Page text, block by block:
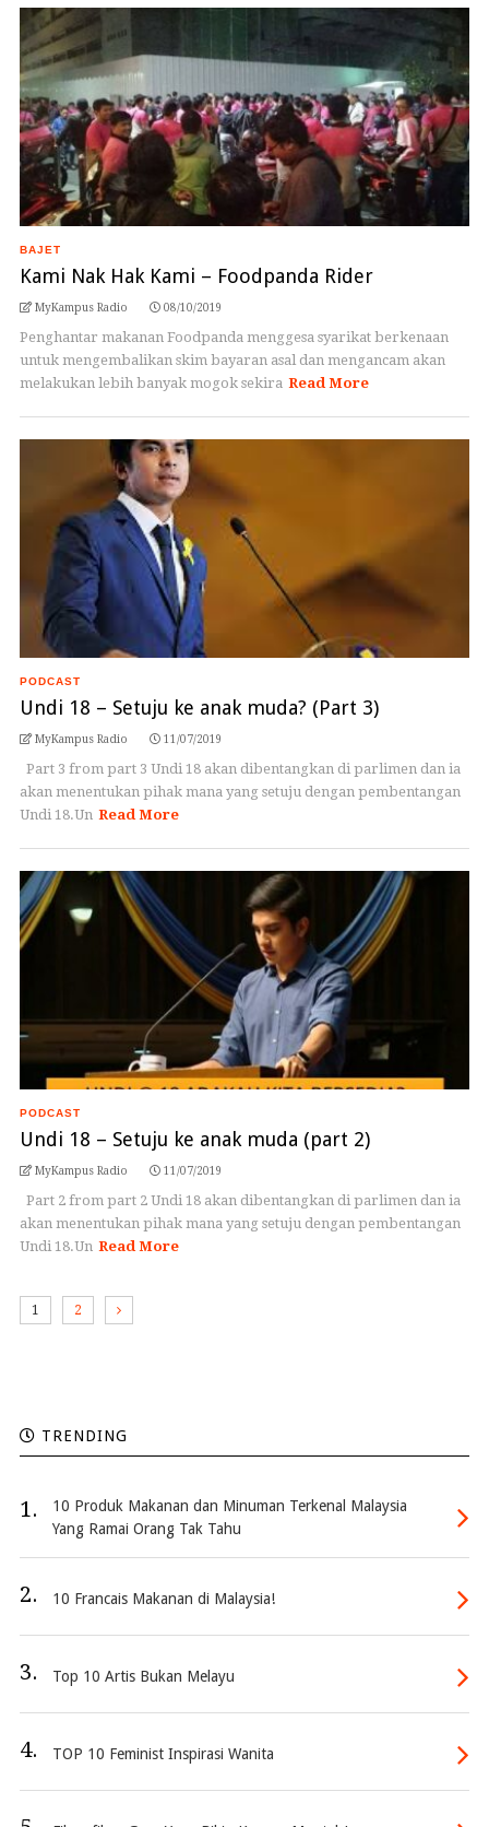
BAJET
Kami Nak Hak Kami – Foodpanda Rider
MyKampus Radio 08/10/2019
Penghantar makanan Foodpanda menggesa syarikat berkenaan
untuk mengembalikan skim bayaran asal dan mengancam akan
melakukan lebih banyak mogok sekira Read More
PODCAST
Undi 18 – Setuju ke anak muda? (Part 3)
MyKampus Radio 11/07/2019
Part 3 from part 3 Undi 18 akan dibentangkan di parlimen dan ia
akan menentukan pihak mana yang setuju dengan pembentangan
Undi 18.Un Read More
PODCAST
Undi 18 – Setuju ke anak muda (part 2)
MyKampus Radio 11/07/2019
Part 2 from part 2 Undi 18 akan dibentangkan di parlimen dan ia
akan menentukan pihak mana yang setuju dengan pembentangan
Undi 18.Un Read More
1 2
TRENDING
1.
10 Produk Makanan dan Minuman Terkenal Malaysia
Yang Ramai Orang Tak Tahu
2. 10 Francais Makanan di Malaysia!
3. Top 10 Artis Bukan Melayu
4. TOP 10 Feminist Inspirasi Wanita